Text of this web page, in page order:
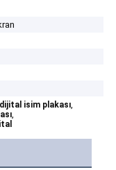
isim plakası,
,